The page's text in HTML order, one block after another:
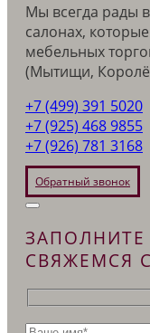
Мы всегда рады
салонах,
мебельных
(Мытищи,
+7 (499) 391 5020
+7 (925) 468 9855
+7 (926) 781 3168
Обратный звонок
СВЯЖЕМСЯ